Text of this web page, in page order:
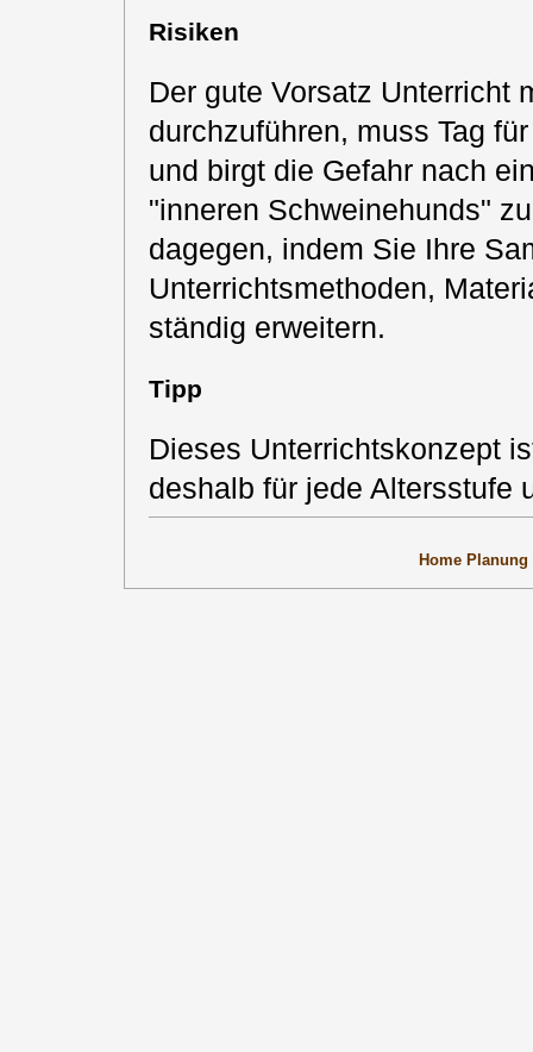
Risiken
Der gute Vorsatz Unterricht
durchzuführen, muss Tag
und birgt die Gefahr nach
"inneren Schweinehunds"
dagegen, indem Sie Ihre
Unterrichtsmethoden,
ständig erweitern.
Tipp
Dieses Unterrichtskonzept
deshalb für jede Altersstufe
Home Planung